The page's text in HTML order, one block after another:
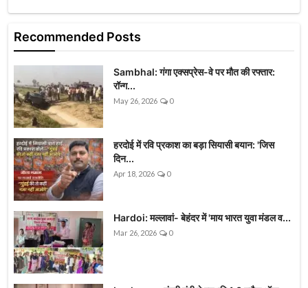
Recommended Posts
Sambhal: गंगा एक्सप्रेस-वे पर मौत की रफ्तार:
रॉन्ग...
May 26, 2026 0
हरदोई में रवि प्रकाश का बड़ा सियासी बयान: 'जिस
दिन...
Apr 18, 2026 0
Hardoi: मल्लावां- बेहंदर में 'माय भारत युवा मंडल व...
Mar 26, 2026 0